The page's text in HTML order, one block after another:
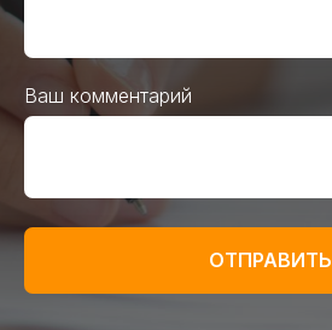
Ваш комментарий
ОТПРАВИТЬ